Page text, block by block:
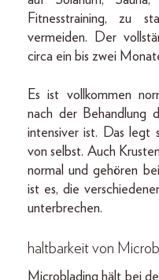
Fitnesstraining, zu
vermeiden. Der
circa ein bis zwei
Es ist vollkommen
nach der Behandlung
intensiver ist. Das legt
von selbst. Auch
normal und gehören
ist es, die
unterbrechen.
haltbarkeit von
Microblading hält bei